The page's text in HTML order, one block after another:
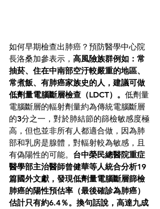
如何早期檢查出肺癌？預防醫學中心院
長洛桑加參表示， 高風險族群例如：常
抽菸、住在中南部空汙較嚴重的地區、
常煮飯、有肺癌家族史的人，建議可做
低劑量電腦斷層檢查（LDCT）。 低劑量
電腦斷層的輻射劑量約為傳統電腦斷層
的3分之一，對於肺結節的篩檢敏感度極
高，但也並非所有人都適合做，因為肺
部和乳房是腺體，對輻射較為敏感，且
有偽陽性的可能。 台中榮民總醫院重症
醫學部主治醫師曾健華等人統合分析19
篇國外文獻，發現低劑量電腦斷層篩檢
肺癌的陽性預估率（最後確診為肺癌）
估計只有約6.4％。換句話說，高達九成